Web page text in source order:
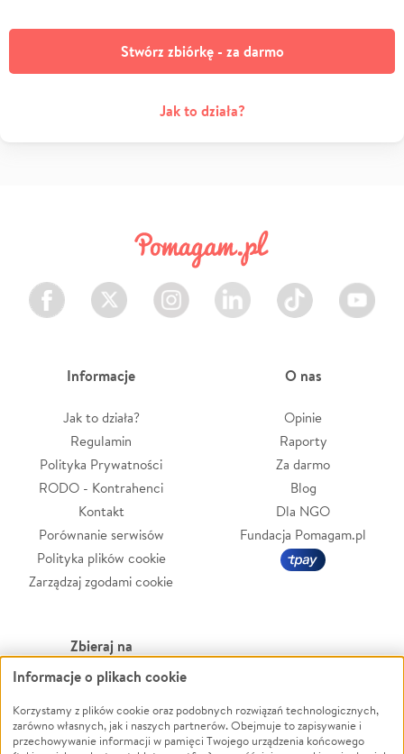
Stwórz zbiórkę - za darmo
Jak to działa?
Facebook Twitter Instagram LinkedIn TikTok Youtube
Informacje
Jak to działa?
Regulamin
Polityka Prywatności
RODO - Kontrahenci
Kontakt
Porównanie serwisów
Polityka plików cookie
Zarządzaj zgodami cookie
O nas
Opinie
Raporty
Za darmo
Blog
Dla NGO
Fundacja Pomagam.pl
Zbieraj na
Leczenie
Zwierzęta
Pożar
Powódź
Wichura
Informacje o plikach cookie
Korzystamy z plików cookie oraz podobnych rozwiązań technologicznych,
zarówno własnych, jak i naszych partnerów. Obejmuje to zapisywanie i
przechowywanie informacji w pamięci Twojego urządzenia końcowego